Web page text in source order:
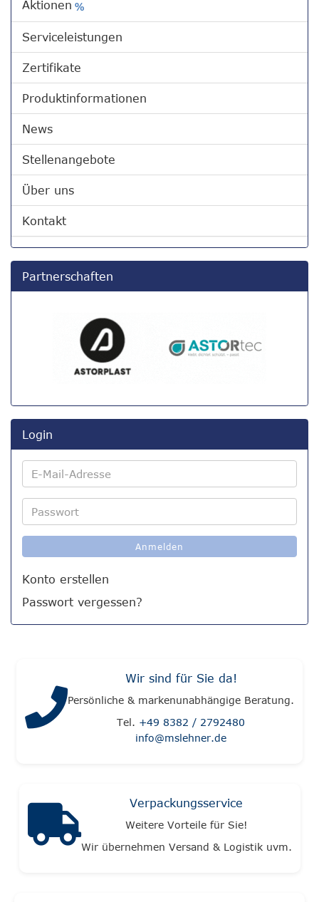
Aktionen %
Serviceleistungen
Zertifikate
Produktinformationen
News
Stellenangebote
Über uns
Kontakt
Partnerschaften
Login
E-
Mail-
Passwort
Anmelden
Konto erstellen
Passwort vergessen?
Wir sind für Sie da!
Persönliche & markenunabhängige Beratung.
Tel. +49 8382 / 2792480
info@mslehner.de
Verpackungsservice
Weitere Vorteile für Sie!
Wir übernehmen Versand & Logistik uvm.